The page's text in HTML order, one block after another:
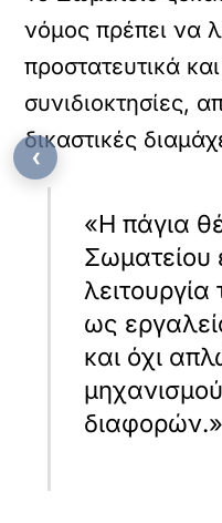
νόμος πρέπει να
προστατευτικά
συνιδιοκτησίες,
δικαστικές
«Η πάγια
Σωματείου
ως
και όχι
διαφορών.»
‹